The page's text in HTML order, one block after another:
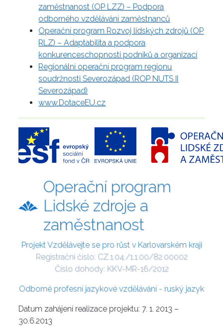
zaměstnanost (OP LZZ) – Podpora
odborného vzdělávání zaměstnanců
Operační program Rozvoj lidských zdrojů (OP
RLZ) – Adaptabilita a podpora
konkurenceschopnosti podniků a organizací
Regionální operační program regionu
soudržnosti Severozápad (ROP NUTS II
Severozápad)
www.DotaceEU.cz
Operační program
Lidské zdroje a
zaměstnanost
Projekt Vzdělávejte se pro růst v Karlovarském kraji
Registrační číslo: CZ.1.04./1.1.00/82.00002
Číslo dohody: KKV-MR-16/2012
Odborné profesní jazykové vzdělávání - ruský jazyk
Datum zahájení realizace projektu: 7. 1. 2013 –
30.6.2013